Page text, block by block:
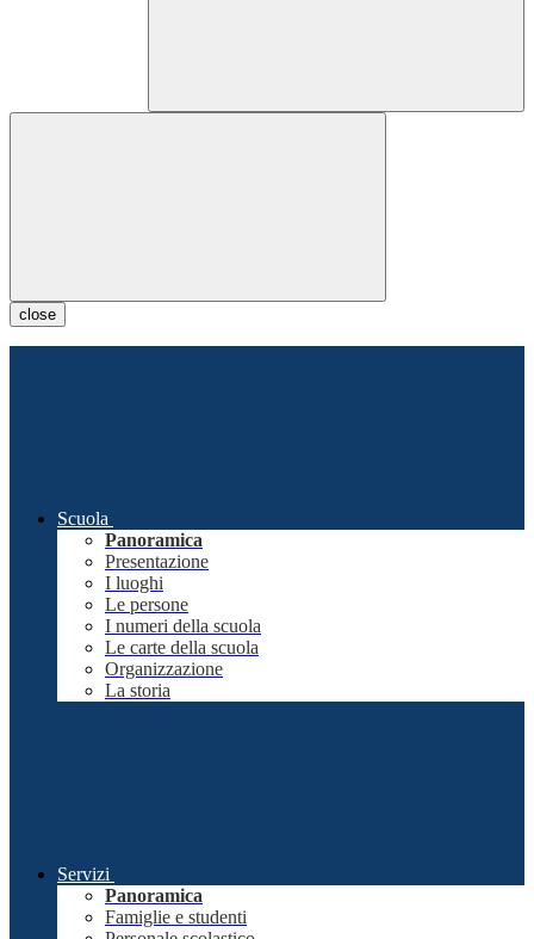
close
Scuola
Panoramica
Presentazione
I luoghi
Le persone
I numeri della scuola
Le carte della scuola
Organizzazione
La storia
Servizi
Panoramica
Famiglie e studenti